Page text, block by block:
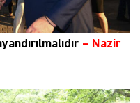
– Nazir